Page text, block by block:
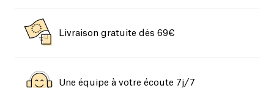
Livraison gratuite dès 69€
Une équipe à votre écoute 7j/7